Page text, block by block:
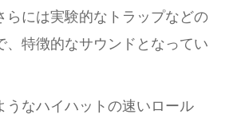
らには実験的なトラップなどの
、特徴的なサウンドとなってい
うなハイハットの速いロール